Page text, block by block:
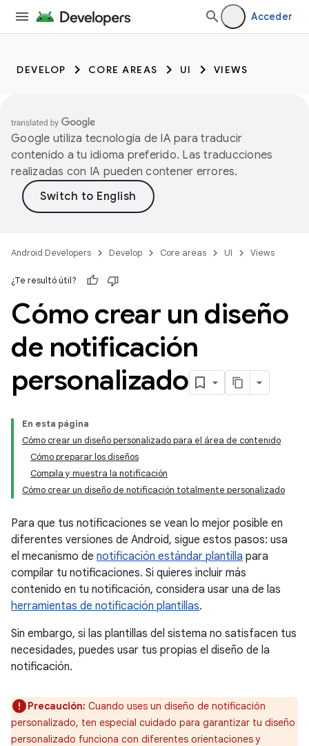
Acceder
DEVELOP CORE AREAS UI VIEWS
Google utiliza tecnología de IA para traducir
contenido a tu idioma preferido. Las traducciones
realizadas con IA pueden contener errores.
Android Developers Develop Core areas UI Views
¿Te resultó útil?
Cómo crear un diseño
de notificación
personalizado
En esta página
Cómo crear un diseño personalizado para el área de contenido
Cómo preparar los diseños
Compila y muestra la notificación
Cómo crear un diseño de notificación totalmente personalizado
Para que tus notificaciones se vean lo mejor posible en
diferentes versiones de Android, sigue estos pasos: usa
el mecanismo de notificación estándar plantilla para
compilar tu notificaciones. Si quieres incluir más
contenido en tu notificación, considera usar una de las
herramientas de notificación plantillas.
Sin embargo, si las plantillas del sistema no satisfacen tus
necesidades, puedes usar tus propias el diseño de la
notificación.
Precaución: Cuando uses un diseño de notificación
personalizado, ten especial cuidado para garantizar tu diseño
personalizado funciona con diferentes orientaciones y